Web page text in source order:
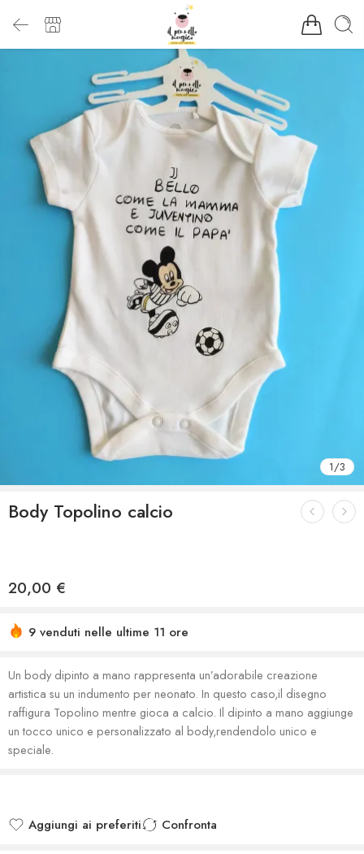
1/3
Body Topolino calcio
20,00 €
9 venduti nelle ultime 11 ore
Un body dipinto a mano rappresenta un’adorabile creazione
artistica su un indumento per neonato. In questo caso,il disegno
raffigura Topolino mentre gioca a calcio. Il dipinto a mano aggiunge
un tocco unico e personalizzato al body,rendendolo unico e
speciale.
Aggiungi ai preferiti
Confronta